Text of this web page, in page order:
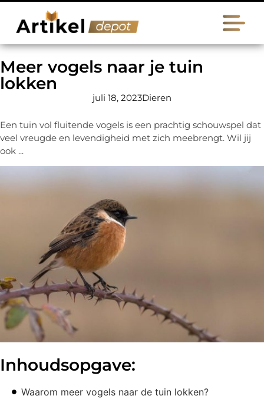
Meer vogels naar je tuin
lokken
juli 18, 2023Dieren
Een tuin vol fluitende vogels is een prachtig schouwspel dat
veel vreugde en levendigheid met zich meebrengt. Wil jij
ook ...
Inhoudsopgave:
Waarom meer vogels naar de tuin lokken?